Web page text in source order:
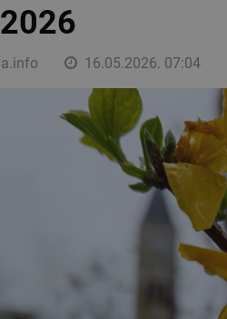
16.05.2026. 07:04